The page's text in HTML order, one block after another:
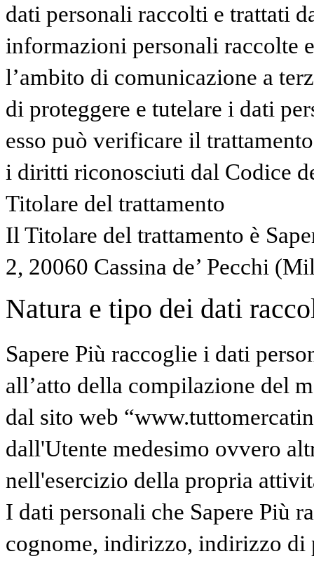
dati personali raccolti e trattati
informazioni personali raccolte
l’ambito di comunicazione a
di proteggere e tutelare i dati
esso può verificare il
i diritti riconosciuti dal Codice
Titolare del trattamento
Il Titolare del trattamento è
2, 20060 Cassina de’ Pecchi
Natura e tipo dei dati
Sapere Più raccoglie i dati
all’atto della compilazione del
dal sito web
dall'Utente medesimo ovvero
nell'esercizio della propria
I dati personali che Sapere Più
cognome, indirizzo, indirizzo di